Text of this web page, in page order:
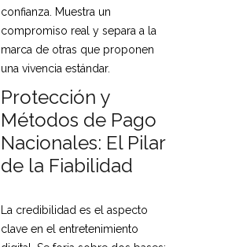
confianza. Muestra un
compromiso real y separa a la
marca de otras que proponen
una vivencia estándar.
Protección y
Métodos de Pago
Nacionales: El Pilar
de la Fiabilidad
La credibilidad es el aspecto
clave en el entretenimiento